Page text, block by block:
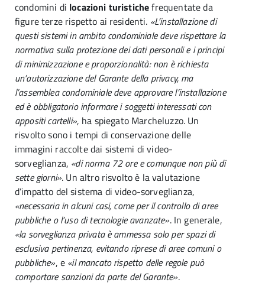
condomini di locazioni turistichefrequentate da
figure terze rispetto ai residenti. «L’installazione di
questi sistemi in ambito condominiale deve rispettare la
normativa sulla protezione dei dati personali e i principi
di minimizzazione e proporzionalità: non è richiesta
un’autorizzazione del Garante della privacy, ma
l’assemblea condominiale deve approvare l’installazione
ed è obbligatorio informare i soggetti interessati con
appositi cartelli», ha spiegato Marcheluzzo. Un
risvolto sono i tempi di conservazione delle
immagini raccolte dai sistemi di video-
sorveglianza, «di norma 72 ore e comunque non più di
sette giorni». Un altro risvolto è la valutazione
d’impatto del sistema di video-sorveglianza,
«necessaria in alcuni casi, come per il controllo di aree
pubbliche o l’uso di tecnologie avanzate». In generale,
«la sorveglianza privata è ammessa solo per spazi di
esclusiva pertinenza, evitando riprese di aree comuni o
pubbliche», e «il mancato rispetto delle regole può
comportare sanzioni da parte del Garante».